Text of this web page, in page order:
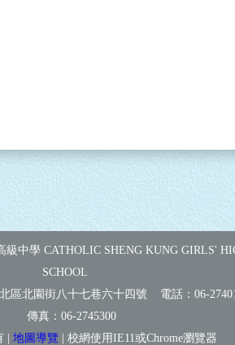
級中學 CATHOLIC SHENG KUNG GIRLS'
SCHOOL
北區北園街八十七巷六十四號 電話：06-
傳真： 06-2745300
| 地圖導覽 | 校網使用IE11或Chrome瀏覽器